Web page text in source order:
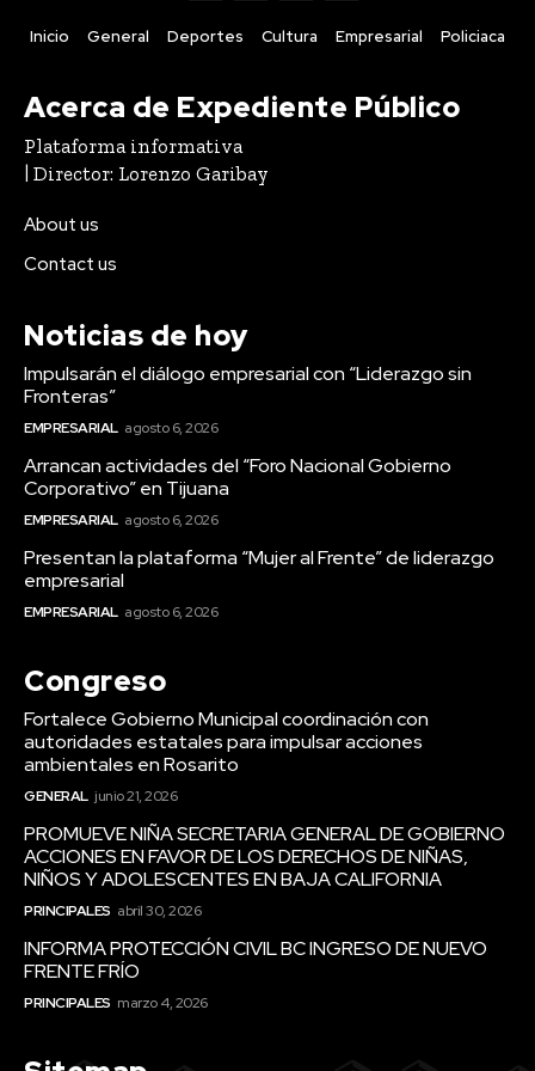
Inicio General Deportes Cultura Empresarial Policiaca
Acerca de Expediente Público
Plataforma informativa
| Director: Lorenzo Garibay
About us
Contact us
Noticias de hoy
Impulsarán el diálogo empresarial con “Liderazgo sin
Fronteras”
EMPRESARIAL agosto 6, 2026
Arrancan actividades del “Foro Nacional Gobierno
Corporativo” en Tijuana
EMPRESARIAL agosto 6, 2026
Presentan la plataforma “Mujer al Frente” de liderazgo
empresarial
EMPRESARIAL agosto 6, 2026
Congreso
Fortalece Gobierno Municipal coordinación con
autoridades estatales para impulsar acciones
ambientales en Rosarito
GENERAL junio 21, 2026
PROMUEVE NIÑA SECRETARIA GENERAL DE GOBIERNO
ACCIONES EN FAVOR DE LOS DERECHOS DE NIÑAS,
NIÑOS Y ADOLESCENTES EN BAJA CALIFORNIA
PRINCIPALES abril 30, 2026
INFORMA PROTECCIÓN CIVIL BC INGRESO DE NUEVO
FRENTE FRÍO
PRINCIPALES marzo 4, 2026